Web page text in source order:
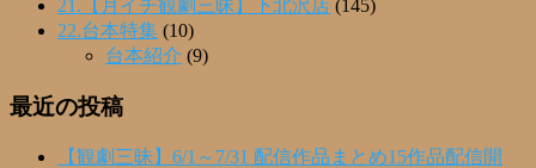
21.【月イチ観劇三昧】下北沢店 (145)
22.台本特集 (10)
台本紹介 (9)
最近の投稿
【観劇三昧】6/1～7/31 配信作品まとめ15作品配信開